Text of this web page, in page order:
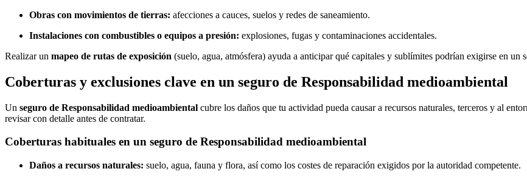
Obras con movimientos de tierras: afecciones a cauces, suelos y redes de saneamiento.
Instalaciones con combustibles o equipos a presión: explosiones, fugas y contaminaciones accidentales.
Realizar un mapeo de rutas de exposición (suelo, agua, atmósfera) ayuda a anticipar qué capitales y sublímites podrían exigirse en un
Coberturas y exclusiones clave en un seguro de Responsabilidad medioambiental
Un seguro de Responsabilidad medioambiental cubre los daños que tu actividad pueda causar a recursos naturales, terceros y al
revisar con detalle antes de contratar.
Coberturas habituales en un seguro de Responsabilidad medioambiental
Daños a recursos naturales: suelo, agua, fauna y flora, así como los costes de reparación exigidos por la autoridad competente.